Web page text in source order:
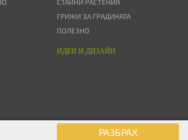
СТАЙНИ РАСТЕНИЯ
ГРИЖИ ЗА ГРАДИНАТА
ПОЛЕЗНО
ИДЕИ И ДИЗАЙН
& Градина. Всички права запазени.
РАЗБРАХ